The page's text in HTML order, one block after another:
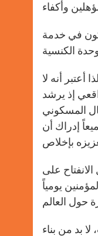
في خدمة
أنه لا
إذ يرشد
المسكوني
إدراك أن
على
يومياً
بد من بناء